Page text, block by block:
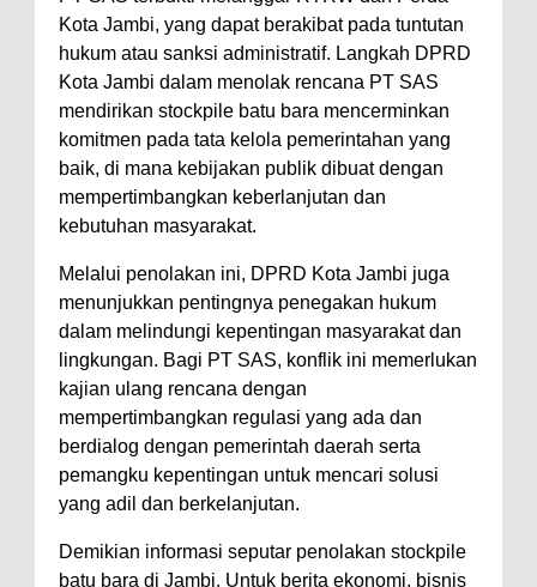
Kota Jambi, yang dapat berakibat pada tuntutan
hukum atau sanksi administratif. Langkah DPRD
Kota Jambi dalam menolak rencana PT SAS
mendirikan stockpile batu bara mencerminkan
komitmen pada tata kelola pemerintahan yang
baik, di mana kebijakan publik dibuat dengan
mempertimbangkan keberlanjutan dan
kebutuhan masyarakat.
Melalui penolakan ini, DPRD Kota Jambi juga
menunjukkan pentingnya penegakan hukum
dalam melindungi kepentingan masyarakat dan
lingkungan. Bagi PT SAS, konflik ini memerlukan
kajian ulang rencana dengan
mempertimbangkan regulasi yang ada dan
berdialog dengan pemerintah daerah serta
pemangku kepentingan untuk mencari solusi
yang adil dan berkelanjutan.
Demikian informasi seputar penolakan stockpile
batu bara di Jambi. Untuk berita ekonomi, bisnis